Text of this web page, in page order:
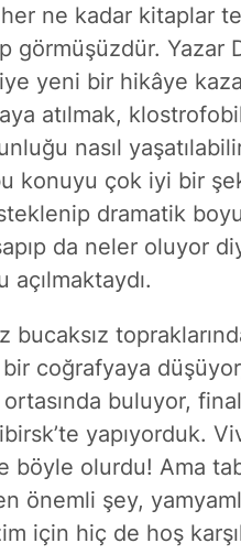
ne kadar kitaplar
görmüşüzdür. Yazar
yeni bir hikâye
atılmak,
nasıl
konuyu çok iyi bir
dramatik
da neler oluyor
bucaksız
bir coğrafyaya
buluyor,
yapıyorduk.
böyle olurdu! Ama
önemli şey,
için hiç de hoş